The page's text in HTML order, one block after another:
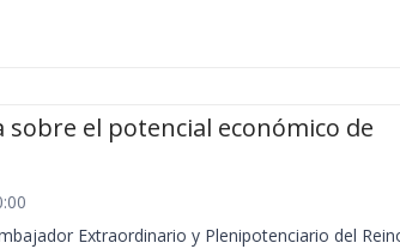
sobre el potencial económico de
Extraordinario y Plenipotenciario del